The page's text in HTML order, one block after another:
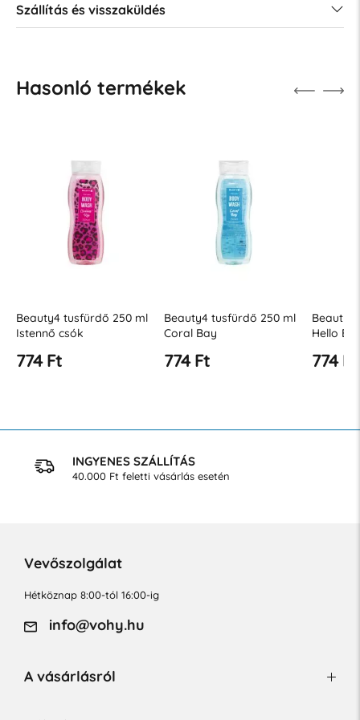
Szállítás és visszaküldés
Hasonló termékek
Beauty4 tusfürdő 250 ml
Coral Bay
774 Ft
Beauty4 tusfürdő 250 ml
Hello Beauty
774 Ft
Tahiti
774
INGYENES SZÁLLÍTÁS
40.000 Ft feletti vásárlás esetén
Vevőszolgálat
Hétköznap 8:00-tól 16:00-ig
info@vohy.hu
A vásárlásról